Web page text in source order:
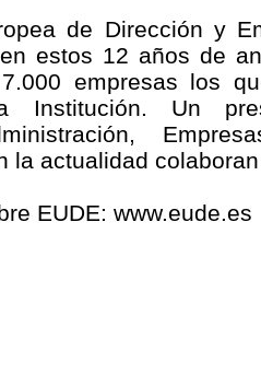
de Dirección y
estos 12 años de
empresas los
Institución. Un
la actualidad
EUDE: www.eude.es